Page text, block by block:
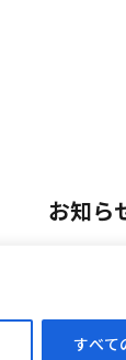
すべて
お知ら